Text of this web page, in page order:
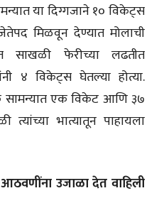
या दिग्गजाने १० विकेट्स
मिळवून देण्यात मोलाची
साखळी फेरीच्या लढतीत
४ विकेट्स घेतल्या होत्या.
सामन्यात एक विकेट आणि ३७
भात्यातून पाहायला
उजाळा देत वाहिली